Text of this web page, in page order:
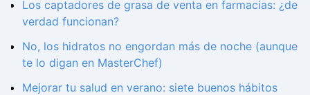
Los captadores de grasa de venta en farmacias: ¿de
verdad funcionan?
No, los hidratos no engordan más de noche (aunque
te lo digan en MasterChef)
Mejorar tu salud en verano: siete buenos hábitos